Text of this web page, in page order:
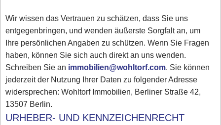
Wir wissen das Vertrauen zu schätzen, dass Sie uns
entgegenbringen, und wenden äußerste Sorgfalt an, um
Ihre persönlichen Angaben zu schützen. Wenn Sie Fragen
haben, können Sie sich auch direkt an uns wenden.
Schreiben Sie an immobilien@wohltorf.com. Sie können
jederzeit der Nutzung Ihrer Daten zu folgender Adresse
widersprechen: Wohltorf Immobilien, Berliner Straße 42,
13507 Berlin.
URHEBER- UND KENNZEICHENRECHT